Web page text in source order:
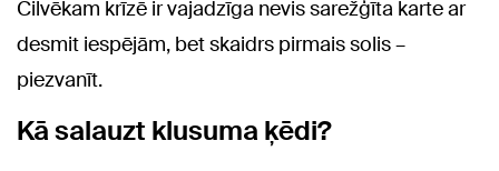
Cilvēkam krīzē ir vajadzīga nevis sarežģīta karte ar
desmit iespējām, bet skaidrs pirmais solis –
piezvanīt.
Kā salauzt klusuma ķēdi?